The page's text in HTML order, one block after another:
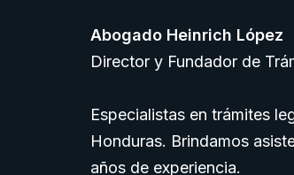
Abogado Heinrich López
Director y Fundador de
Especialistas en trámites
Honduras. Brindamos
años de experiencia.